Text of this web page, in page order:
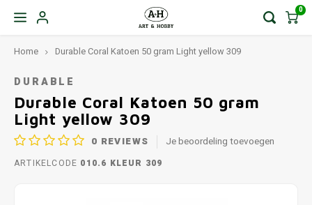
0
Home Durable Coral Katoen 50 gram Light yellow 309
DURABLE
Durable Coral Katoen 50 gram
Light yellow 309
0 REVIEWS Je beoordeling toevoegen
ARTIKELCODE 010.6 KLEUR 309